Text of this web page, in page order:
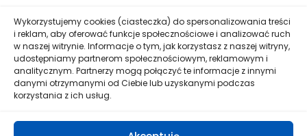
Wykorzystujemy cookies (ciasteczka) do spersonalizowania treści
i reklam, aby oferować funkcje społecznościowe i analizować ruch
w naszej witrynie. Informacje o tym, jak korzystasz z naszej witryny,
udostępniamy partnerom społecznościowym, reklamowym i
analitycznym. Partnerzy mogą połączyć te informacje z innymi
danymi otrzymanymi od Ciebie lub uzyskanymi podczas
korzystania z ich usług.
Uniwersytet Warmińsko-Mazurski w Olsztynie zastrzega
sobie prawo wprowadzenia zmian danych zawartych na
niniejszej stronie bez wcześniejszego uprzedzenia.